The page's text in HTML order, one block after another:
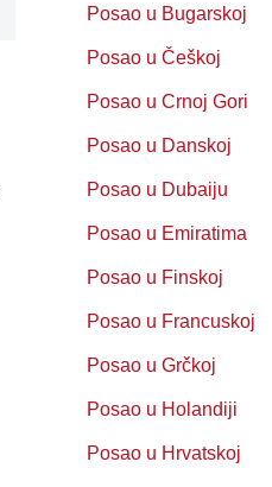
Posao u Bugarskoj
Posao u Češkoj
Posao u Crnoj Gori
Posao u Danskoj
Posao u Dubaiju
Posao u Emiratima
Posao u Finskoj
Posao u Francuskoj
Posao u Grčkoj
Posao u Holandiji
Posao u Hrvatskoj